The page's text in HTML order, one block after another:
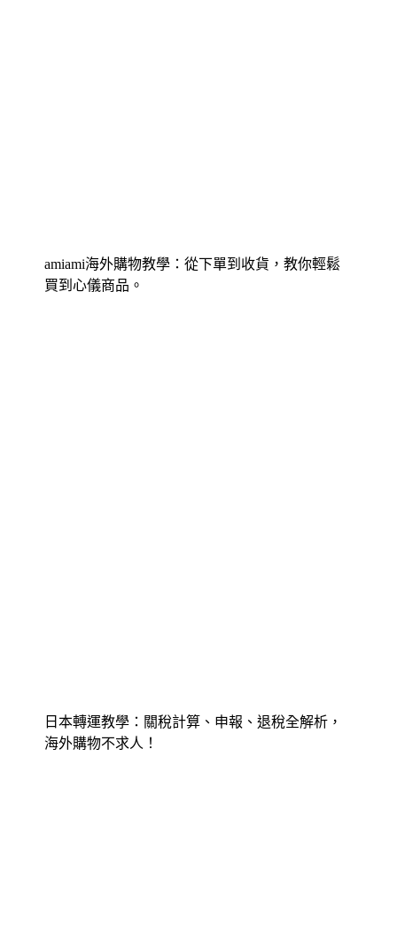
amiami海外購物教學：從下單到收貨，教你輕鬆
買到心儀商品。
日本轉運教學：關稅計算、申報、退稅全解析，
海外購物不求人！